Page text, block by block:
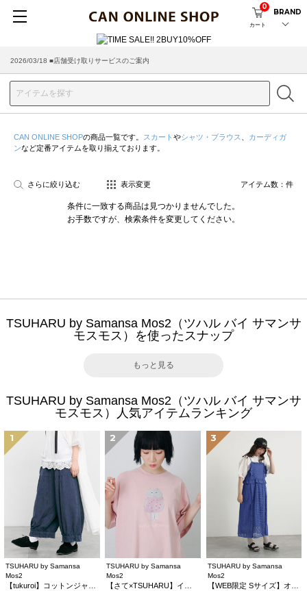
カート
0
BRAND
2026/03/18 ■店舗受け取りサービスのご案内
CAN ONLINE SHOPの商品一覧です。 スカート やシャツ・ブラウス
カーディガ
ンなど定番アイテムを取り揃えております。
さらに絞り込む 表示変更 アイテム数： 件
条件に一致する商品は見つかりませんでした。
お手数ですが、検索条件を変更してください。
TSUHARU by Samansa Mos2（ツハル バイ サマンサ
モスモス）を使ったスナップ
もっと見る
TSUHARU by Samansa Mos2（ツハル バイ サマンサ
モスモス）人気アイテムランキング
1
TSUHARU by Samansa
Mos2
2
TSUHARU by Samansa
Mos2
3
TSUHARU by Samansa
Mos2